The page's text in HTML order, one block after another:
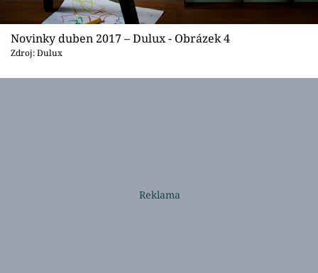
Novinky duben 2017 – Dulux - Obrázek 4
Zdroj: Dulux